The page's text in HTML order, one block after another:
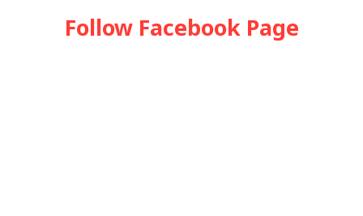
Follow Facebook Page